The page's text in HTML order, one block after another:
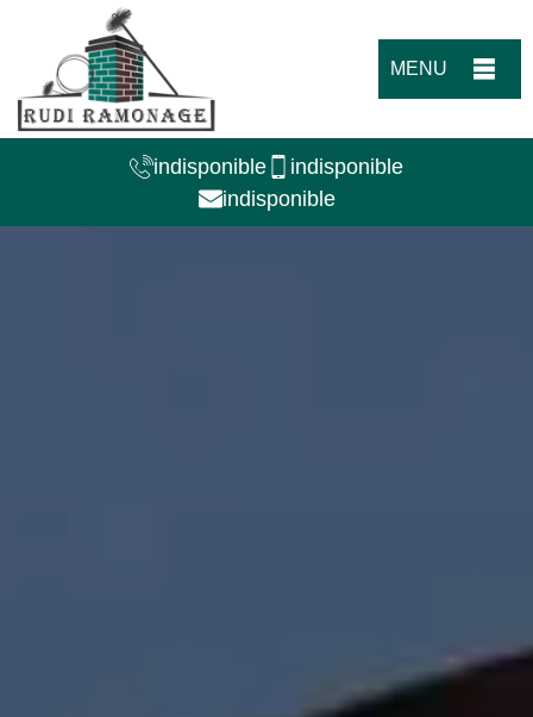
MENU
indisponible
indisponible
indisponible